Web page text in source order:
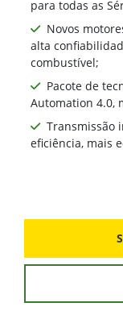
para todas as
Novos
alta
combustível;
Pacote de
Automation 4.0,
Transmissão
eficiência, mais